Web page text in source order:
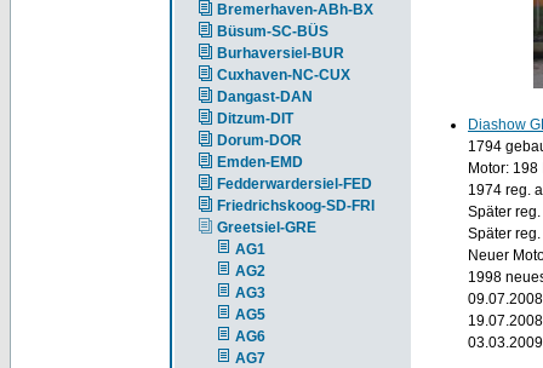
Bremerhaven-ABh-BX
Büsum-SC-BÜS
Burhaversiel-BUR
Cuxhaven-NC-CUX
Dangast-DAN
Ditzum-DIT
Dorum-DOR
Emden-EMD
Fedderwardersiel-FED
Friedrichskoog-SD-FRI
Greetsiel-GRE
AG1
AG2
AG3
AG5
AG6
AG7
Diashow
1794
Motor:
1974 reg.
Später
Später
Neuer
1998